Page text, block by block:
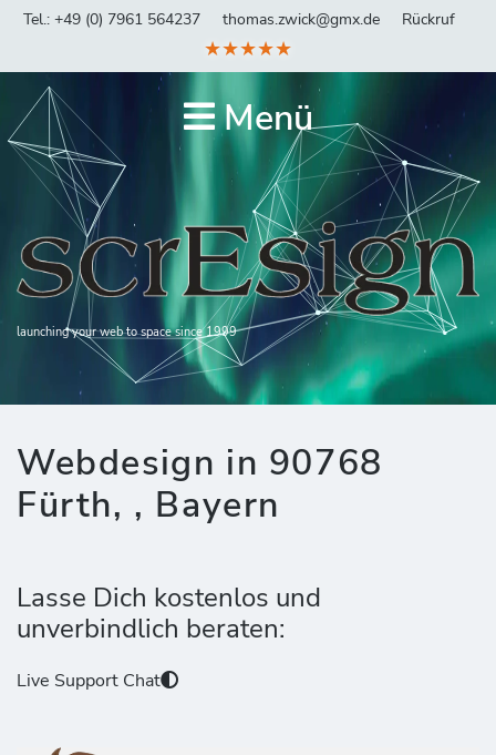
Tel.: +49 (0) 7961 564237 thomas.zwick@gmx.de Rückruf
★★★★★
Menü
launching your web to space since 1999
Webdesign in 90768
Fürth, , Bayern
Lasse Dich kostenlos und
unverbindlich beraten:
Live Support Chat